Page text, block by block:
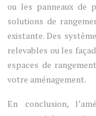
ou les panneaux de
solutions de
existante. Des
relevables ou les
espaces de
votre aménagement.
En conclusion,